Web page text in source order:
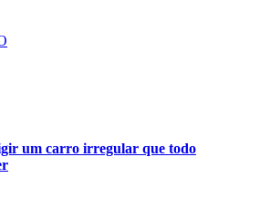
um carro irregular que todo